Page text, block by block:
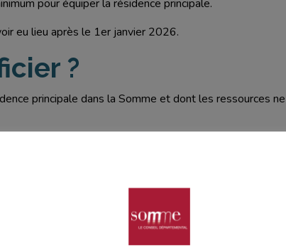
pour équiper la résidence principale.
eu lieu après le 1er janvier 2026.
?
principale dans la Somme et dont les ressources ne
équivalent à 2 SMIC,
ou pour une personne rattachée au foyer fiscal de ses
?